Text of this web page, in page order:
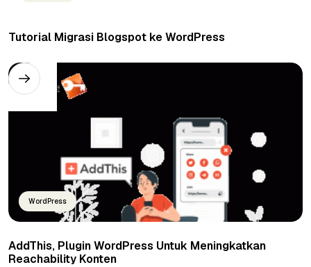
Tutorial Migrasi Blogspot ke WordPress
WordPress
AddThis, Plugin WordPress Untuk Meningkatkan
Reachability Konten